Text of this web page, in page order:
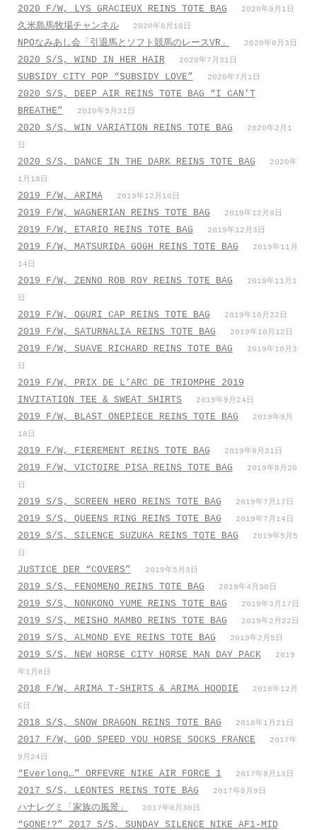
2020 F/W, LYS GRACIEUX REINS TOTE BAG 2020年9月1日
久米島馬牧場チャンネル 2020年8月18日
NPOなみあし会「引退馬とソフト競馬のレースVR」 2020年8月3日
2020 S/S, WIND IN HER HAIR 2020年7月31日
SUBSIDY CITY POP “SUBSIDY LOVE” 2020年7月1日
2020 S/S, DEEP AIR REINS TOTE BAG “I CAN’T
BREATHE”
2020年5月31日
2020 S/S, WIN VARIATION REINS TOTE BAG
2020年2月1
日
2020 S/S, DANCE IN THE DARK REINS TOTE BAG
2020年
1月18日
2019 F/W, ARIMA 2019年12月10日
2019 F/W, WAGNERIAN REINS TOTE BAG 2019年12月8日
2019 F/W, ETARIO REINS TOTE BAG 2019年12月3日
2019 F/W, MATSURIDA GOGH REINS TOTE BAG
2019年11月
14日
2019 F/W, ZENNO ROB ROY REINS TOTE BAG
2019年11月1
日
2019 F/W, OGURI CAP REINS TOTE BAG 2019年10月22日
2019 F/W, SATURNALIA REINS TOTE BAG 2019年10月12日
2019 F/W, SUAVE RICHARD REINS TOTE BAG
2019年10月3
日
2019 F/W, PRIX DE L’ARC DE TRIOMPHE 2019
INVITATION TEE & SWEAT SHIRTS
2019年9月24日
2019 F/W, BLAST ONEPIECE REINS TOTE BAG
2019年9月
18日
2019 F/W, FIEREMENT REINS TOTE BAG 2019年8月31日
2019 F/W, VICTOIRE PISA REINS TOTE BAG
2019年8月20
日
2019 S/S, SCREEN HERO REINS TOTE BAG 2019年7月17日
2019 S/S, QUEENS RING REINS TOTE BAG 2019年7月14日
2019 S/S, SILENCE SUZUKA REINS TOTE BAG
2019年5月5
日
JUSTICE DER “COVERS” 2019年5月3日
2019 S/S, FENOMENO REINS TOTE BAG 2019年4月30日
2019 S/S, NONKONO YUME REINS TOTE BAG 2019年3月17日
2019 S/S, MEISHO MAMBO REINS TOTE BAG 2019年2月22日
2019 S/S, ALMOND EYE REINS TOTE BAG 2019年2月5日
2019 S/S, NEW HORSE CITY HORSE MAN DAY PACK
2019
年1月8日
2018 F/W, ARIMA T-SHIRTS & ARIMA HOODIE
2018年12月
6日
2018 S/S, SNOW DRAGON REINS TOTE BAG 2018年1月21日
2017 F/W, GOD SPEED YOU HORSE SOCKS FRANCE
2017年
9月24日
“Everlong…” ORFEVRE NIKE AIR FORCE 1 2017年9月13日
2017 S/S, LEONTES REINS TOTE BAG 2017年9月9日
ハナレグミ「家族の風景」 2017年8月30日
“GONE!?” 2017 S/S, SUNDAY SILENCE NIKE AF1-MID